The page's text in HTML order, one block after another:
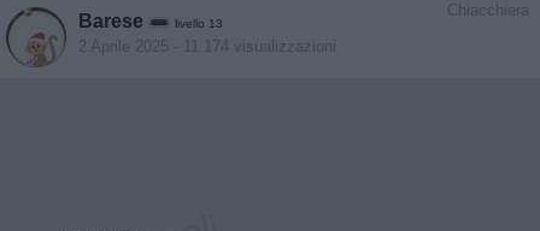
Chiacchiera
Barese livello 13
2 Aprile 2025 - 11.174 visualizzazioni